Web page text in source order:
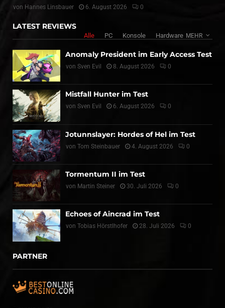
von Hannes Linsbauer 6. August 2026 0
LATEST REVIEWS
Alle PC Konsole Hardware MEHR
Anomaly President im Early Access Test
von Sven Evil 8. August 2026 0
Mistfall Hunter im Test
von Sven Evil 6. August 2026 0
Jotunnslayer: Hordes of Hel im Test
von Tom Steinbauer 4. August 2026 0
Tormentum II im Test
von Martin Steiner 30. Juli 2026 0
Echoes of Aincrad im Test
von Tobias Hörstlhofer 28. Juli 2026 0
PARTNER